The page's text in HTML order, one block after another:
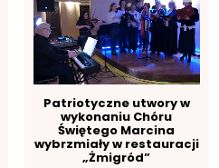
Patriotyczne utwory w
wykonaniu Chóru
Świętego Marcina
wybrzmiały w restauracji
„Żmigród”